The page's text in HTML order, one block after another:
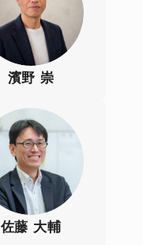
濱野 崇
佐藤 大輔